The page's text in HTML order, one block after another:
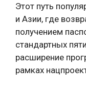
Этот путь
и Азии, где
получением
стандартных
расширение
рамках